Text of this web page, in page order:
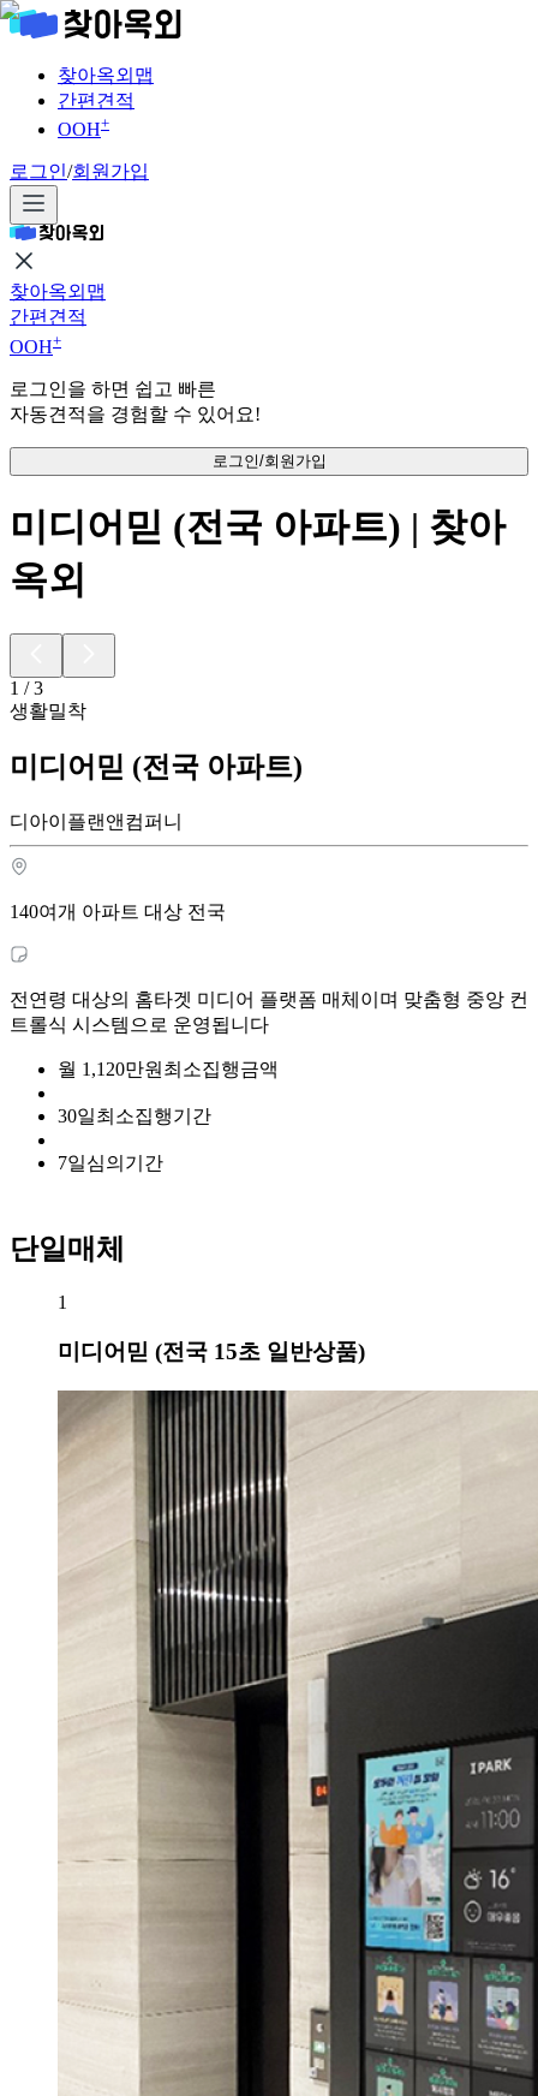
찾아옥외맵
간편견적
OOH+
로그인/회원가입
찾아옥외맵
간편견적
OOH+
로그인을 하면 쉽고 빠른
자동견적을 경험할 수 있어요!
로그인/회원가입
미디어믿 (전국 아파트) | 찾아
옥외
1 /3
생활밀착
미디어믿 (전국 아파트)
디아이플랜앤컴퍼니
140여개 아파트 대상 전국
전연령 대상의 홈타겟 미디어 플랫폼 매체이며 맞춤형 중앙 컨
트롤식 시스템으로 운영됩니다
월 1,120만원 최소집행금액
30일최소집행기간
7일심의기간
단일매체
1
미디어믿 (전국 15초 일반상품)